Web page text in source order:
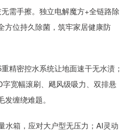
需手擦。独立电解魔方+全链路除
方位持久除菌，筑牢家居健康防
精密控水系统让地面速干无水渍；
宽幅滚刷、飓风级吸力、双排悬
缠绕难题。
水箱，应对大户型无压力；AI灵动